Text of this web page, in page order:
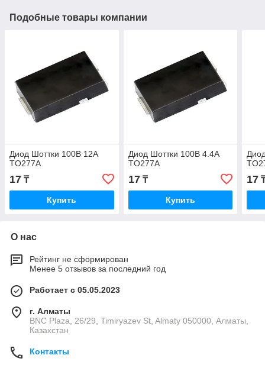
Подобные товары компании
Диод Шоттки 100В 12А
TO277A
17 ₸
Купить
Диод Шоттки 100В 4.4А
TO277A
17₸
Купить
17
О нас
Рейтинг не сформирован
Менее 5 отзывов за последний год
Работает с 05.05.2023
г. Алматы
BNC Plaza, 26/29, Timiryazev St, Almaty 050000, Алматы,
Казахстан
Контакты